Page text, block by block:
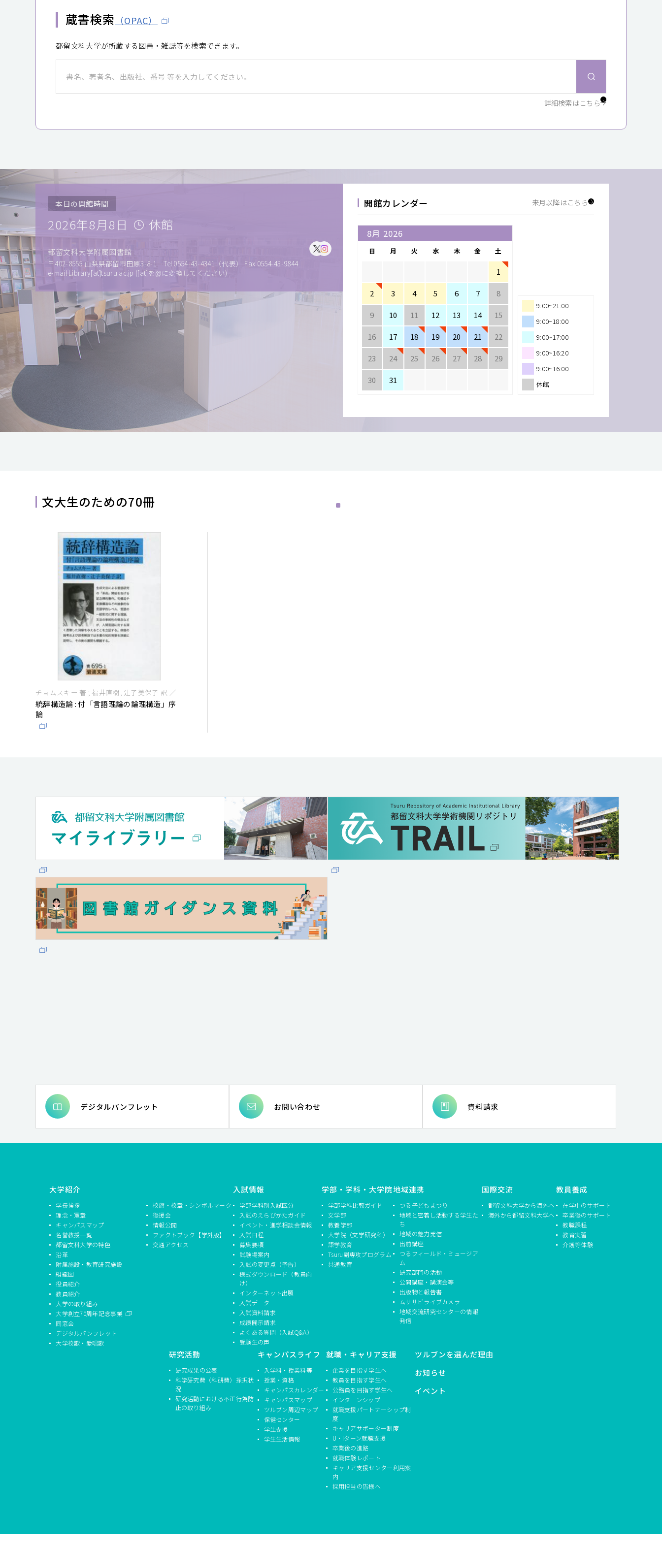
蔵書検索 （OPAC）
都留文科大学が所蔵する図書・雑誌等を検索できます。
詳細検索はこちら
本日の開館時間
2026年8月8日 休館
都留文科大学附属図書館
〒402-8555 山梨県都留市田原3-8-1 Tel 0554-43-4341（代表） Fax 0554-43-9844
e-mail Library[at]tsuru.ac.jp ([at]を@に変換してください)
開館カレンダー 来月以降はこちら
9:00~21:00
9:00~18:00
9:00~17:00
9:00~16:20
9:00~16:00
休館
日 月 火 水 木 金 土
1
2 3 4 5 6 7 8
9 10 11 12 13 14 15
16 17 18 19 20 21 22
23 24 25 26 27 28 29
30 31
文大生のための70冊
チョムスキー 著 ; 福井直樹, 辻子美保子 訳 ／
統辞構造論 : 付「言語理論の論理構造」序
論
デジタルパンフレット お問い合わせ 資料請求
大学紹介
学長挨拶
理念・憲章
キャンパスマップ
名誉教授一覧
都留文科大学の特色
沿革
附属施設・教育研究施設
組織図
役員紹介
教員紹介
大学の取り組み
大学創立70周年記念事業
同窓会
デジタルパンフレット
大学校歌・愛唱歌
校旗・校章・シンボルマーク
後援会
情報公開
ファクトブック【学外版】
交通アクセス
入試情報
学部学科別入試区分
入試のえらびかたガイド
イベント・進学相談会情報
入試日程
募集要項
試験場案内
入試の変更点（予告）
様式ダウンロード（教員向
け）
インターネット出願
入試データ
入試資料請求
成績開示請求
よくある質問（入試Q&A）
受験生の声
学部・学科・大学院
学部学科比較ガイド
文学部
教養学部
大学院（文学研究科）
語学教育
Tsuru副専攻プログラム
共通教育
地域連携
つる子どもまつり
地域と密着し活動する学生た
ち
地域の魅力発信
出前講座
つるフィールド・ミュージア
ム
研究部門の活動
公開講座・講演会等
出版物と報告書
ムササビライブカメラ
地域交流研究センターの情報
発信
国際交流
都留文科大学から海外へ
海外から都留文科大学へ
教員養成
在学中のサポート
卒業後のサポート
教職課程
教育実習
介護等体験
研究活動
研究成果の公表
科学研究費（科研費）採択状
況
研究活動における不正行為防
止の取り組み
キャンパスライフ
入学料・授業料等
授業・資格
キャンパスカレンダー
キャンパスマップ
ツルブン周辺マップ
保健センター
学生支援
学生生活情報
就職・キャリア支援
企業を目指す学生へ
教員を目指す学生へ
公務員を目指す学生へ
インターンシップ
就職支援パートナーシップ制
度
キャリアサポーター制度
U・Iターン就職支援
卒業後の進路
就職体験レポート
キャリア支援センター利用案
内
採用担当の皆様へ
ツルブンを選んだ理由
お知らせ
イベント